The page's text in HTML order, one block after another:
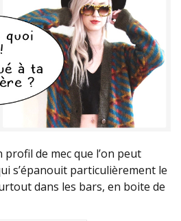
profil de mec que l’on peut
s’épanouit particulièrement le
dans les bars, en boite de